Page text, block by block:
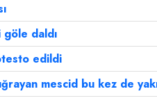
daldı
edildi
mescid bu kez de